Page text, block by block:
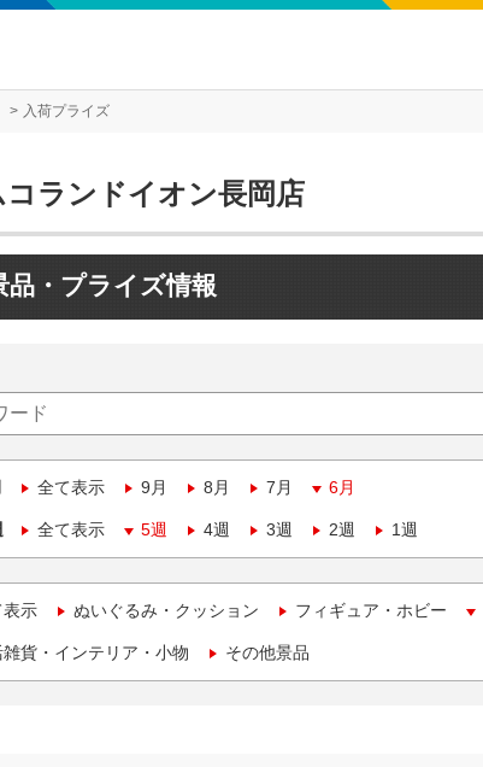
入荷プライズ
ランドイオン長岡店
品・プライズ情報
全て表示 9月 8月 7月 6月
全て表示 5週 4週 3週 2週 1週
表示 ぬいぐるみ・クッション フィギュア・ホビー
貨・インテリア・小物 その他景品